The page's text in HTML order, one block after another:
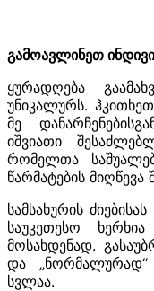
გამოავლინეთ
ყურადღება
უნიკალურს.
მე
იშვიათი
რომელთა
წარმატების მიღწევა
სამსახურის
საუკეთესო
მოსახდენად.
და
სვლაა.